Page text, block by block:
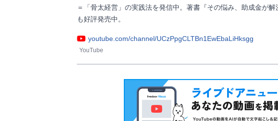
＝「骨太経営」の実践法を発信中。著書『その悩み、助成金が解
も好評発売中。
youtube.com/channel/UCzPpgCLTBn1EwEbaLiHksgg
YouTube